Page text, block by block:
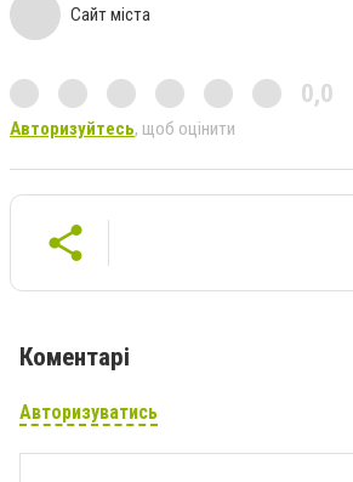
Сайт міста
0,0
Авторизуйтесь, щоб оцінити
Коментарі
Авторизуватись